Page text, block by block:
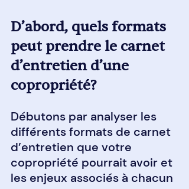
D’abord, quels formats
peut prendre le carnet
d’entretien d’une
copropriété?
Débutons par analyser les
différents formats de carnet
d’entretien que votre
copropriété pourrait avoir et
les enjeux associés à chacun